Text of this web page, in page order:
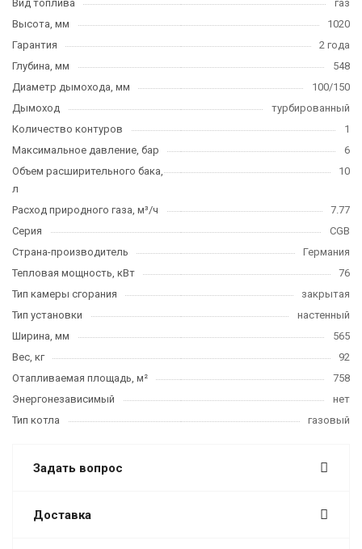
Вид топлива
газ
Высота, мм
1020
Гарантия
2 года
Глубина, мм
548
Диаметр дымохода, мм
100/150
Дымоход
турбированный
Количество контуров
1
Максимальное давление, бар
6
Объем расширительного бака,
л
10
Расход природного газа, м³/ч
7.77
Серия
CGB
Страна-производитель
Германия
Тепловая мощность, кВт
76
Тип камеры сгорания
закрытая
Тип установки
настенный
Ширина, мм
565
Вес, кг
92
Отапливаемая площадь, м²
758
Энергонезависимый
нет
Тип котла
газовый
Задать вопрос
Доставка